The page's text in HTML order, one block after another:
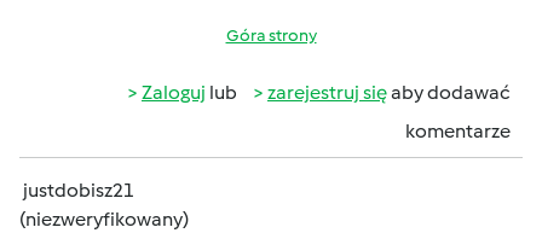
Góra strony
Zaloguj lub zarejestruj sięaby dodawać
komentarze
justdobisz21
(niezweryfikowany)